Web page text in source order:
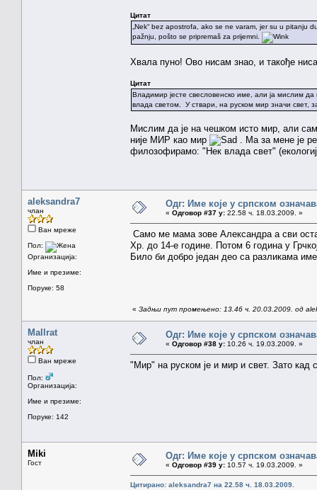
Цитат
„Nek“ bez apostrofa, ako se ne varam, jer su u pitanju
pažnju, pošto se pripremaš za prijemni.
Хвала пуно! Ово нисам знао, и такође
Цитат
Владимир јесте свесловенско име, али ја мислим
влада светом. У ствари, на руском мир значи свет,
Мислим да је на чешком исто мир, али
није MИР као мир
. Ма за мене је
филозофирамо: "Нек влада свет"
aleksandra7
члан
Ван мреже
Пол:
Организација:
Име и презиме:
Поруке: 58
Одг: Име које у српском
« Одговор #37 у: 22.58 ч. 18.03.2009. »
Само ме мама зове Александра а сви
Хр. до 14-е године. Потом 6 година у
Било би добро један део са разликама
« Задњи пут промењено: 13.46 ч. 20.03.2009. од
Mallrat
члан
Ван мреже
Пол:
Организација:
Име и презиме:
Поруке: 142
Одг: Име које у српском
« Одговор #38 у: 10.26 ч. 19.03.2009. »
"Мир" на руском је и мир и свет. Зато кад
Miki
Гост
Одг: Име које у српском
« Одговор #39 у: 10.57 ч. 19.03.2009. »
Цитирано: aleksandra7 на 22.58 ч. 18.03.2009.